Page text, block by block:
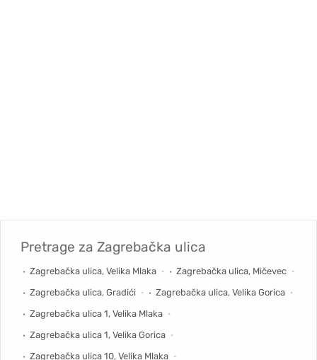
Pretrage za Zagrebačka ulica
Zagrebačka ulica, Velika Mlaka
Zagrebačka ulica, Mičevec
Zagrebačka ulica, Gradići
Zagrebačka ulica, Velika Gorica
Zagrebačka ulica 1, Velika Mlaka
Zagrebačka ulica 1, Velika Gorica
Zagrebačka ulica 10, Velika Mlaka